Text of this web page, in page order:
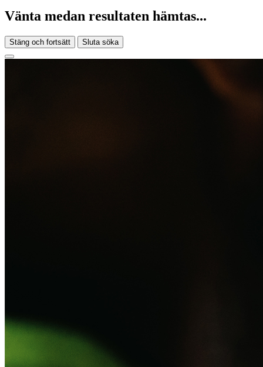
Vänta medan resultaten hämtas...
Stäng och fortsätt Sluta söka